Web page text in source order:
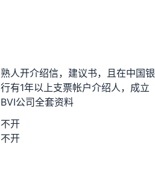
熟人开介绍信，建议书，且在中国银
行有1年以上支票帐户介绍人，成立
BVI公司全套资料
不开
不开